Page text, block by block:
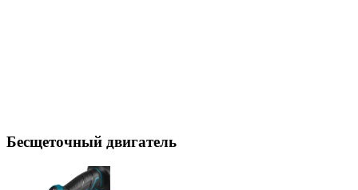
Бесщеточный двигатель